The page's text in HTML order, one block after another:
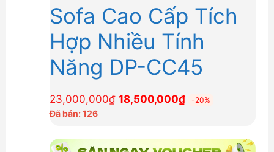
Sofa Cao Cấp Tích
Hợp Nhiều Tính
Năng DP-CC45
23,000,000₫ Giá
18,500,000₫Giá
-20%
Đã bán: 126